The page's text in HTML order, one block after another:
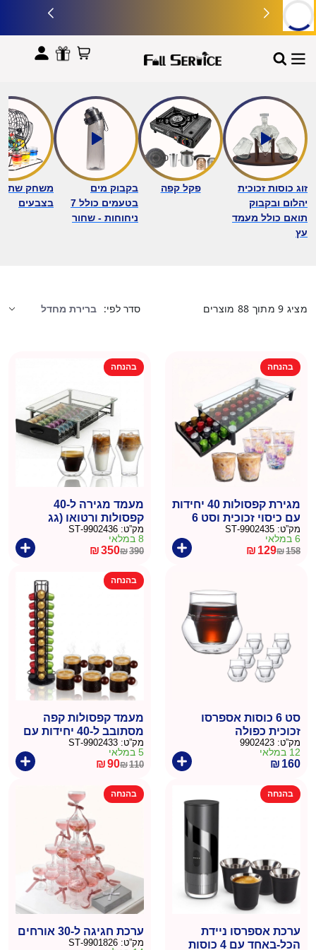
זוג כוסות זכוכית
יהלום ובקבוק
תואם כולל מעמד
עץ
פקל קפה
בקבוק מים
בטעמים כולל 7
ניחוחות - שחור
משחק שתייה
בצבעים
מציג 9מתוך 88מוצרים סדר לפי:
בהנחה
מגירת קפסולות 40 יחידות
עם כיסוי זכוכית וסט 6
כוסות זכוכיתהולוגרפיות
מק”ט: 9902435-ST
6 במלאי
₪158
המחיר
₪ 129
המחיר
בהנחה
מעמד מגירה ל-40
קפסולות ורטואו (גג
זכוכית) + סט 8 כוסות
אספרסו ולוונדה
מק”ט: 9902436-ST
8 במלאי
₪390
המחיר
המקורי
היה:
₪350
המחיר
הנוכחי
הוא:
סט 6 כוסות אספרסו
זכוכית כפולה
מק”ט: 9902423
12 במלאי
₪ 160
בהנחה
מעמד קפסולות קפה
מסתובב ל-40 יחידות עם
סט 6 כוסות אספרסו
מזכוכית
מק”ט: 9902433-ST
5 במלאי
₪110
המחיר
המקורי
היה:
₪90
המחיר
הנוכחי
הוא:
בהנחה
ערכת אספרסו ניידת
הכל-באחד עם 4 כוסות
בהנחה
ערכת חגיגה ל-30 אורחים
מק”ט: 9901826-ST